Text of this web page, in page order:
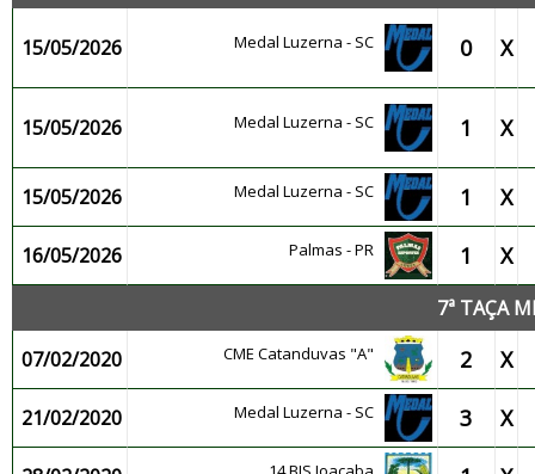
15/05/2026 Medal Luzerna - SC 0 X
15/05/2026 Medal Luzerna - SC 1 X
15/05/2026 Medal Luzerna - SC 1 X
16/05/2026 Palmas - PR 1 X
7ª TAÇA
07/02/2020
CME Catanduvas "A" 2 X
21/02/2020 Medal Luzerna - SC 3 X